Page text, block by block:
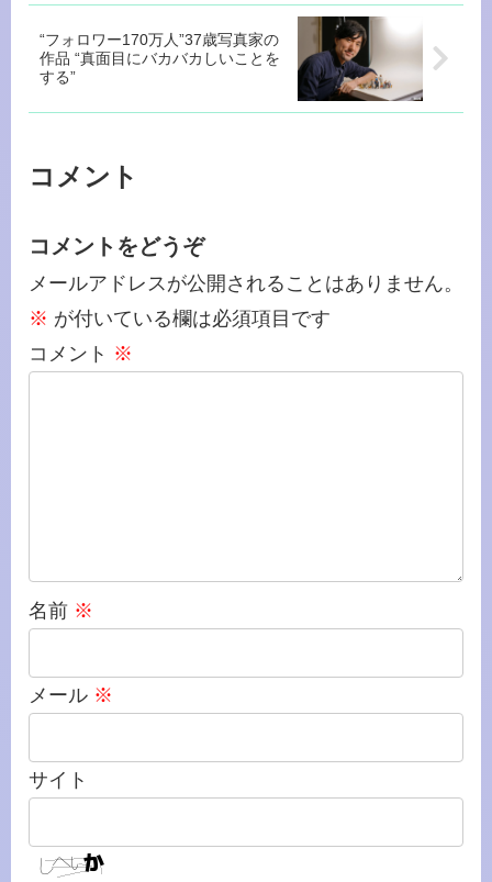
“フォロワー170万人”37歳写真家の
作品 “真面目にバカバカしいことを
する”
コメント
コメントをどうぞ
メールアドレスが公開されることはありません。
※ が付いている欄は必須項目です
コメント ※
名前 ※
メール ※
サイト